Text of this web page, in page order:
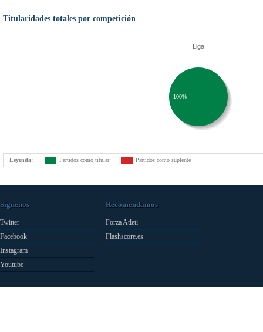
Titularidades totales por competición
Liga
100%
Leyenda: Partidos como titular Partidos como suplente
Síguenos
Twitter
Facebook
Instagram
Youtube
Recomendamos
Forza Atleti
Flashscore.es